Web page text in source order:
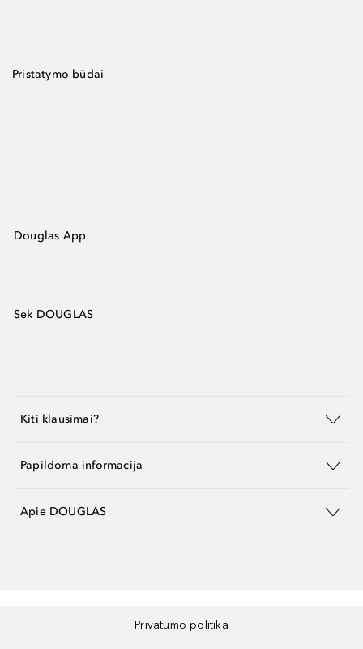
Pristatymo būdai
Douglas App
Sek DOUGLAS
Kiti klausimai?
Papildoma informacija
Apie DOUGLAS
Privatumo politika